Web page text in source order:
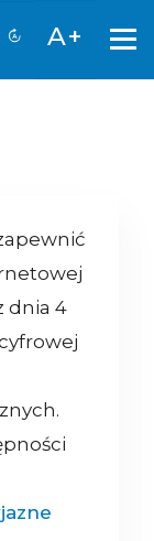
A+
dnia 4